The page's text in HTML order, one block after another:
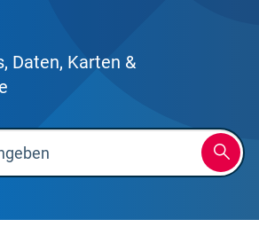
Daten, Karten &